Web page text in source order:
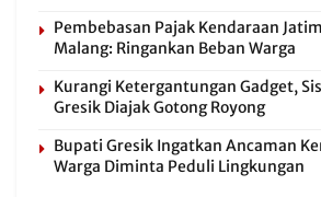
Pembebasan Pajak Kendaraan
Malang: Ringankan Beban Warga
Kurangi Ketergantungan Gadget,
Gresik Diajak Gotong Royong
Bupati Gresik Ingatkan Ancaman
Warga Diminta Peduli Lingkungan